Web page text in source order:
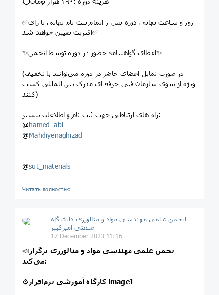
✅روز و ساعت نهایی دوره پس از اتمام ثبت نام نهایی با رای
اکثریت تعیین خواهد شد✅
✨اعطای گواهینامه حضور در دوره توسط انجمن✨
(در صورت تمایل اعضای حاضر در دوره می‌توانند با تخفیف
ویژه از سوی سازمان فنی حرفه ای مدرک بین المللی کسب
کنند)
راه های ارتباطی جهت ثبت نام و اطلاعات بیشتر:
@hamed_abl
@Mahdiyenaghizad
@sut_materials
Читать полностью…
انجمن علمی مهندسی مواد و متالورژی دانشگاه
صنعتی امیرکبیر
17 December 2023 11:16
📣انجمن علمی مهندسی مواد و متالورژی برگزار
می‌کند:
⚙ کارگاه آموزشی نرم‌افزار imageJ